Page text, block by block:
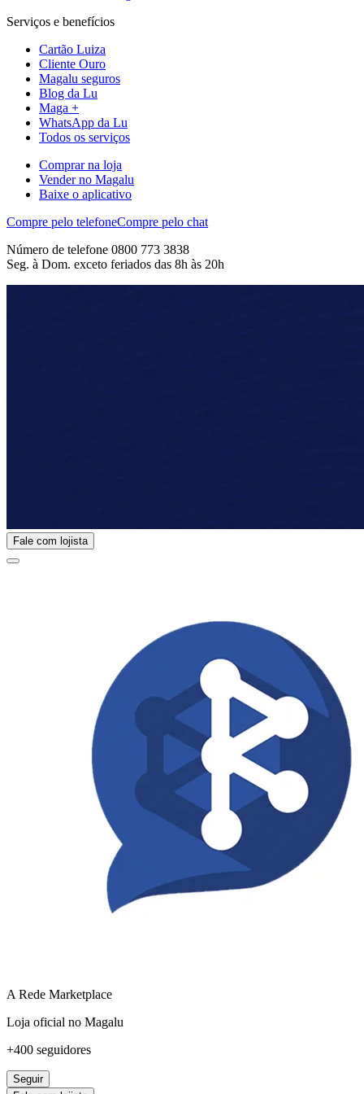
Serviços e benefícios
Cartão Luiza
Cliente Ouro
Magalu seguros
Blog da Lu
Maga +
WhatsApp da Lu
Todos os serviços
Comprar na loja
Vender no Magalu
Baixe o aplicativo
Compre pelo telefoneCompre pelo chat
Número de telefone 0800 773 3838
Seg. à Dom. exceto feriados das 8h às 20h
Fale com lojista
A Rede Marketplace
Loja oficial no Magalu
+400 seguidores
Seguir